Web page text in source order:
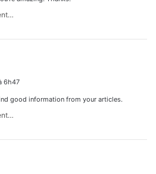
6h47
good information from your articles.